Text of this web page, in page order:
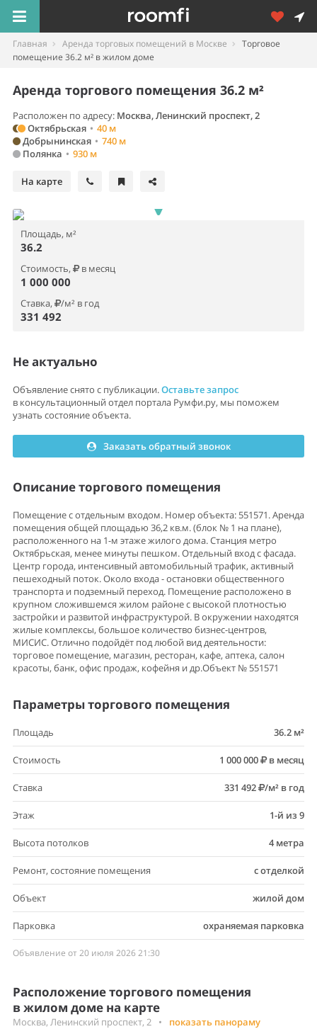
Главная Аренда торговых помещений в Москве
Торговое
помещение 36.2 м² в жилом доме
Аренда торгового помещения 36.2 м²
Расположен по адресу: Москва, Ленинский проспект, 2
Октябрьская • 40 м
Добрынинская • 740 м
Полянка • 930 м
На карте
Площадь, м²
36.2
Стоимость, в месяц
1 000 000
Ставка, /м² в год
331 492
Не актуально
Объявление снято с публикации.Оставьте запрос
в консультационный отдел портала Румфи.ру, мы поможем
узнать состояние объекта.
Заказать обратный звонок
Описание торгового помещения
Помещение с отдельным входом. Номер объекта: 551571. Аренда
помещения общей площадью 36,2 кв.м. (блок № 1 на плане),
расположенного на 1-м этаже жилого дома. Станция метро
Октябрьская, менее минуты пешком. Отдельный вход с фасада.
Центр города, интенсивный автомобильный трафик, активный
пешеходный поток. Около входа - остановки общественного
транспорта и подземный переход. Помещение расположено в
крупном сложившемся жилом районе с высокой плотностью
застройки и развитой инфраструктурой. В окружении находятся
жилые комплексы, большое количество бизнес-центров,
МИСИС. Отлично подойдёт под любой вид деятельности:
торговое помещение, магазин, ресторан, кафе, аптека, салон
красоты, банк, офис продаж, кофейня и др.Объект № 551571
Параметры торгового помещения
Площадь 36.2 м²
Стоимость 1 000 000 в месяц
Ставка 331 492 /м² в год
Этаж 1-й из 9
Высота потолков 4 метра
Ремонт, состояние помещения с отделкой
Объект жилой дом
Парковка охраняемая парковка
Объявление от 20 июля 2026 21:30
Расположение торгового помещения
в жилом доме на карте
Москва, Ленинский проспект, 2 • показать панораму